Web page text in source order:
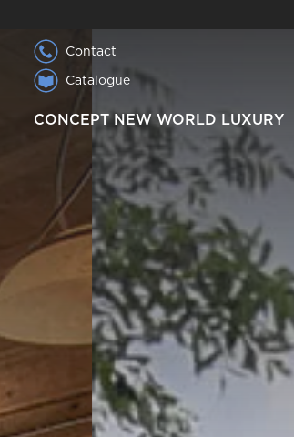
Contact
Catalogue
CONCEPT NEW WORLD LUXURY